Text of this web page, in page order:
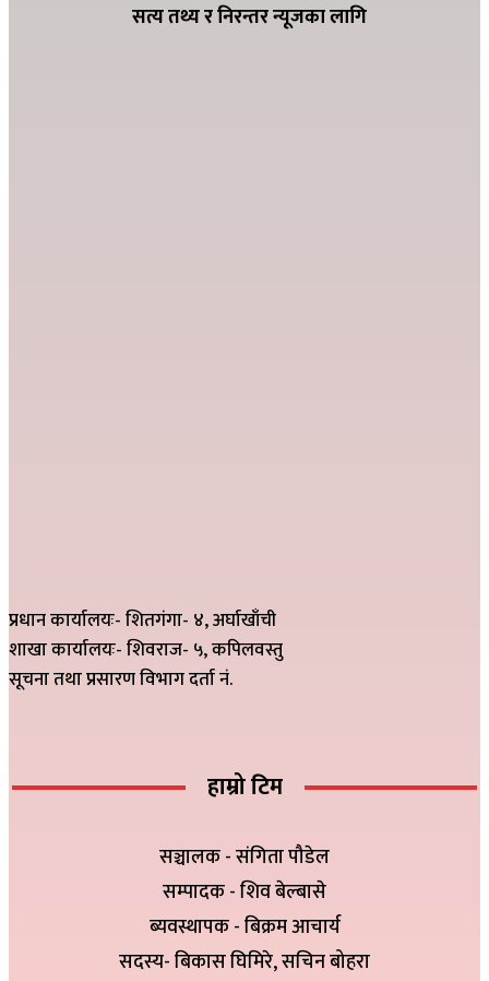
सत्य तथ्य र निरन्तर न्यूजका लागि
प्रधान कार्यालयः- शितगंगा- ४, अर्घाखाँची
शाखा कार्यालयः- शिवराज- ५, कपिलवस्तु
सूचना तथा प्रसारण विभाग दर्ता नं.
हाम्रो टिम
सञ्चालक - संगिता पौडेल
सम्पादक - शिव बेल्बासे
ब्यवस्थापक - बिक्रम आचार्य
सदस्य- बिकास घिमिरे, सचिन बोहरा